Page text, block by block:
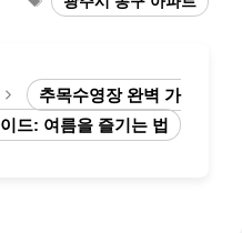
추목수영장 완벽 가
이드: 여름을 즐기는 법